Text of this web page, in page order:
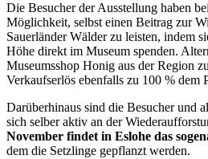
Die Besucher der Ausstellung haben
Möglichkeit, selbst einen Beitrag zur
Sauerländer Wälder zu leisten, indem
Höhe direkt im Museum spenden.
Museumsshop Honig aus der Region
Verkaufserlös ebenfalls zu 100 % dem
Darüberhinaus sind die Besucher und
sich selber aktiv an der
November findet in Eslohe das
dem die Setzlinge gepflanzt werden.